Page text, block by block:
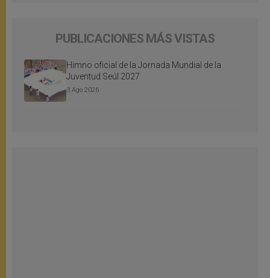
PUBLICACIONES MÁS VISTAS
Himno oficial de la Jornada Mundial de la
Juventud Seúl 2027
3 Ago 2026